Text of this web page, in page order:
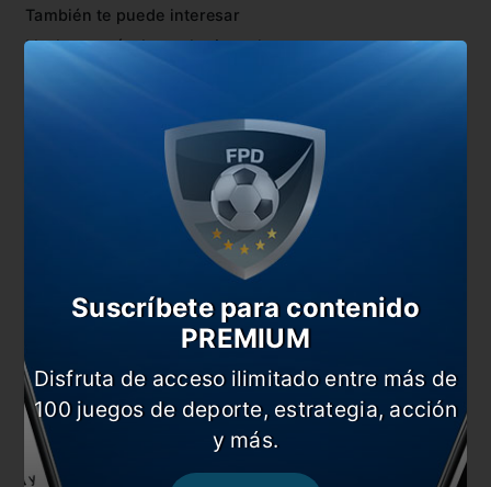
También te puede interesar
No hay artículos relacionados.
Dejá tu opinión acá!
Nombre
Correo electrónico
Suscríbete para contenido
PREMIUM
Disfruta de acceso ilimitado entre más de
100 juegos de deporte, estrategia, acción
y más.